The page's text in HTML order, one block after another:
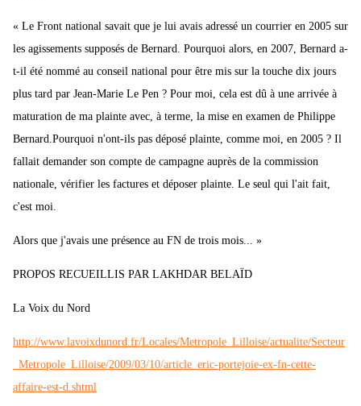
« Le Front national savait que je lui avais adressé un courrier en 2005 sur
les agissements supposés de Bernard. Pourquoi alors, en 2007, Bernard a-
t-il été nommé au conseil national pour être mis sur la touche dix jours
plus tard par Jean-Marie Le Pen ? Pour moi, cela est dû à une arrivée à
maturation de ma plainte avec, à terme, la mise en examen de Philippe
Bernard.Pourquoi n'ont-ils pas déposé plainte, comme moi, en 2005 ? Il
fallait demander son compte de campagne auprès de la commission
nationale, vérifier les factures et déposer plainte. Le seul qui l'ait fait,
c'est moi.
Alors que j'avais une présence au FN de trois mois... »
PROPOS RECUEILLIS PAR LAKHDAR BELAÏD
La Voix du Nord
http://www.lavoixdunord.fr/Locales/Metropole_Lilloise/actualite/Secteur
_Metropole_Lilloise/2009/03/10/article_eric-portejoie-ex-fn-cette-
affaire-est-d.shtml